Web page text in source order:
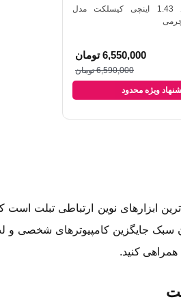
اضافه به مقایسه
ساعت هوشمند 1.43 اینچی کیسلکت مدل
6,550,000 تومان
6,590,000 تومان
ویژه محدود
ابزارهای نوین ارتباطی تبلت
جایگزین کامپیوترهای شخصی و لپ
همراهی کنید.